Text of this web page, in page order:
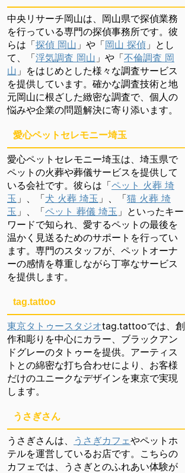
中央リサーチ岡山は、岡山県で探偵業務
を行っている専門の探偵事務所です。彼
らは「探偵 岡山 」や「岡山 探偵 」とし
て、「浮気調査 岡山 」や「不倫調査 岡
山 」をはじめとした様々な調査サービス
を提供しています。確かな調査技術と地
元岡山に根ざした緻密な調査で、個人の
悩みや企業の問題解決に寄り添います。
愛心ペットセレモニー埼玉
愛心ペットセレモニー埼玉は、埼玉県で
ペットの火葬や葬儀サービスを提供して
いる会社です。彼らは「ペット 火葬 埼
玉 」、「犬 火葬 埼玉 」、「猫 火葬 埼
玉 」、「ペット 葬儀 埼玉 」といったキー
ワードで知られ、愛するペットの最後を
温かく見送るためのサポートを行ってい
ます。専門のスタッフが、ペットオーナ
ーの感情を尊重しながら丁寧なサービス
を提供します。
tag.tattoo
東京タトゥースタジオtag.tattooでは、創
作和彫りを中心にカラー、ブラックアン
ドグレーのタトゥーを提供。アーティス
トとの綿密な打ち合わせにより、お客様
だけのユニークなデザインを東京で実現
します。
うさぎさん
うさぎさんは、 うさぎカフェやペットホ
テルを運営しているお店です。こちらの
カフェでは、うさぎとのふれあい体験が